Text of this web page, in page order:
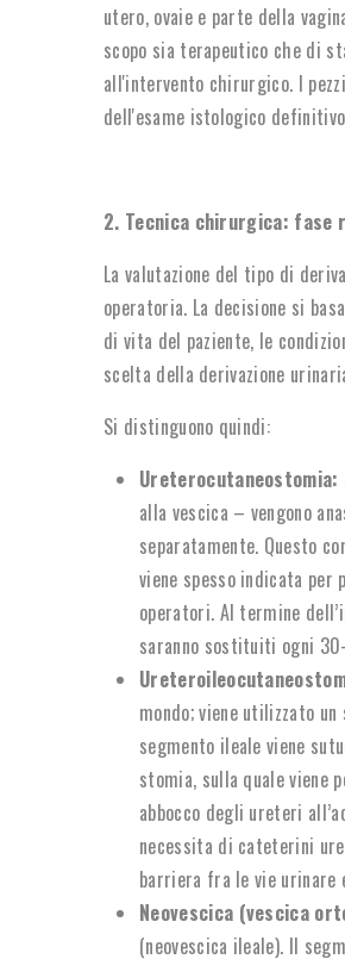
utero, ovaie e parte della
scopo sia terapeutico che di
all'intervento chirurgico. I
dell'esame istologico
2. Tecnica chirurgica:
La valutazione del tipo di
operatoria. La decisione si
di vita del paziente, le
scelta della derivazione
Si distinguono quindi:
Ureterocutaneostomia:
alla vescica – vengono
separatamente. Questo
viene spesso indicata
operatori. Al termine
saranno sostituiti ogni
mondo; viene utilizzato
segmento ileale viene
stomia, sulla quale viene
abbocco degli ureteri
necessita di cateterini
barriera fra le vie urinare
Neovescica (vescica
(neovescica ileale). Il